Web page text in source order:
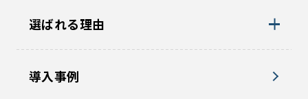
選ばれる理由
導入事例